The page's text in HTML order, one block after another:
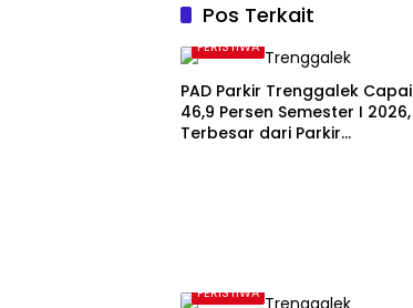
Pos Terkait
PERISTIWA
PAD Parkir Trenggalek Capai
46,9 Persen Semester I 2026,
Terbesar dari Parkir
PERISTIWA